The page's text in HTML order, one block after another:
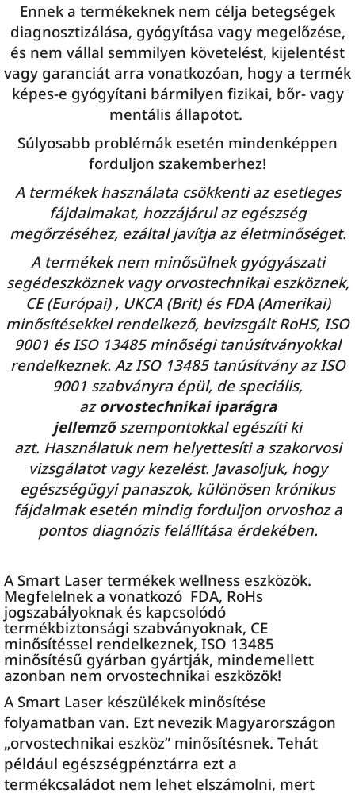
Ennek a termékeknek nem célja betegségek
diagnosztizálása, gyógyítása vagy megelőzése,
és nem vállal semmilyen követelést, kijelentést
vagy garanciát arra vonatkozóan, hogy a termék
képes-e gyógyítani bármilyen fizikai, bőr- vagy
mentális állapotot.
Súlyosabb problémák esetén mindenképpen
forduljon szakemberhez!
A termékek használata csökkenti az esetleges
fájdalmakat, hozzájárul az egészség
megőrzéséhez, ezáltal javítja az életminőséget.
A termékek nem minősülnek gyógyászati
segédeszköznek vagy orvostechnikai eszköznek,
CE (Európai) , UKCA (Brit) és FDA (Amerikai)
minősítésekkel rendelkező, bevizsgált RoHS, ISO
9001 és ISO 13485 minőségi tanúsítványokkal
rendelkeznek. Az ISO 13485 tanúsítvány az ISO
9001 szabványra épül, de speciális,
az orvostechnikai iparágra
jellemzőszempontokkal egészíti ki
azt. Használatuk nem helyettesíti a szakorvosi
vizsgálatot vagy kezelést. Javasoljuk, hogy
egészségügyi panaszok, különösen krónikus
fájdalmak esetén mindig forduljon orvoshoz a
pontos diagnózis felállítása érdekében.
A Smart Laser termékek wellness eszközök.
Megfelelnek a vonatkozó FDA, RoHs
jogszabályoknak és kapcsolódó
termékbiztonsági szabványoknak, CE
minősítéssel rendelkeznek, ISO 13485
minősítésű gyárban gyártják, mindemellett
azonban nem orvostechnikai eszközök!
A Smart Laser készülékek minősítése
folyamatban van. Ezt nevezik Magyarországon
„orvostechnikai eszköz” minősítésnek. Tehát
például egészségpénztárra ezt a
termékcsaládot nem lehet elszámolni, mert